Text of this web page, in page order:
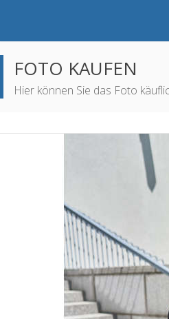
FOTO KAUFEN
Hier können Sie das Foto